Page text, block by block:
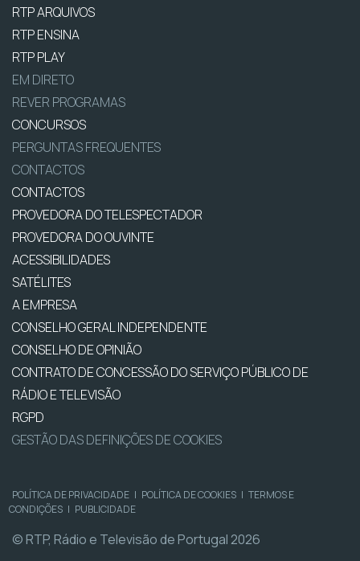
RTP ARQUIVOS
RTP ENSINA
RTP PLAY
EM DIRETO
REVER PROGRAMAS
CONCURSOS
PERGUNTAS FREQUENTES
CONTACTOS
CONTACTOS
PROVEDORA DO TELESPECTADOR
PROVEDORA DO OUVINTE
ACESSIBILIDADES
SATÉLITES
A EMPRESA
CONSELHO GERAL INDEPENDENTE
CONSELHO DE OPINIÃO
CONTRATO DE CONCESSÃO DO SERVIÇO PÚBLICO DE
RÁDIO E TELEVISÃO
RGPD
GESTÃO DAS DEFINIÇÕES DE COOKIES
POLÍTICA DE PRIVACIDADE | POLÍTICA DE COOKIES | TERMOS E
CONDIÇÕES | PUBLICIDADE
© RTP, Rádio e Televisão de Portugal 2026